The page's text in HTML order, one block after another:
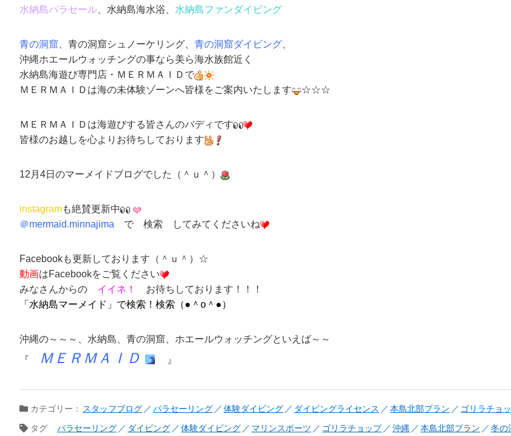
水納島パラセール 、水納島海水浴、 水納島ファンダイビング
青の洞窟 、青の洞窟シュノーケリング、 青の洞窟ダイビング
沖縄ホエールウォッチングの事なら美ら海水族館近く
水納島海遊び専門店 ・ ＭＥＲＭＡＩＤ で
ＭＥＲＭＡＩＤは海の未体験ゾーンへ皆様をご案内いたします
☆☆☆
ＭＥＲＭＡＩＤは海遊びする皆さんのバディです
皆様のお越しを心よりお待ちしております
12月4日のマーメイドブログでした（＾ｕ＾）
instagramも絶賛更新中
＠mermaid.minnajima で 検索 してみてくださいね
Facebookも更新しております（＾ｕ＾）☆
動画はFacebookをご覧ください
みなさんからの イイネ！
お待ちしております！！！
「 水納島マーメイド 」 で検索！検索（●＾o＾●）
沖縄の～～～、 水納島 青の洞窟 ホエールウォッチングといえば～～
『
ＭＥＲＭＡＩＤ 』
カテゴリー： スタッフブログ パラセーリング 体験ダイビング ダイビングライセンス 本島北部プラン
ゴリラチョ
タグ
パラセーリング ダイビング 体験ダイビング マリンスポーツ ゴリラチョップ 沖縄 本島北部プラン 冬の